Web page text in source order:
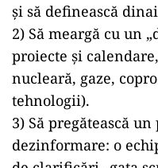
și să definească
2) Să meargă cu un
proiecte și
nucleară, gaze,
tehnologii).
3) Să pregătească
dezinformare: o